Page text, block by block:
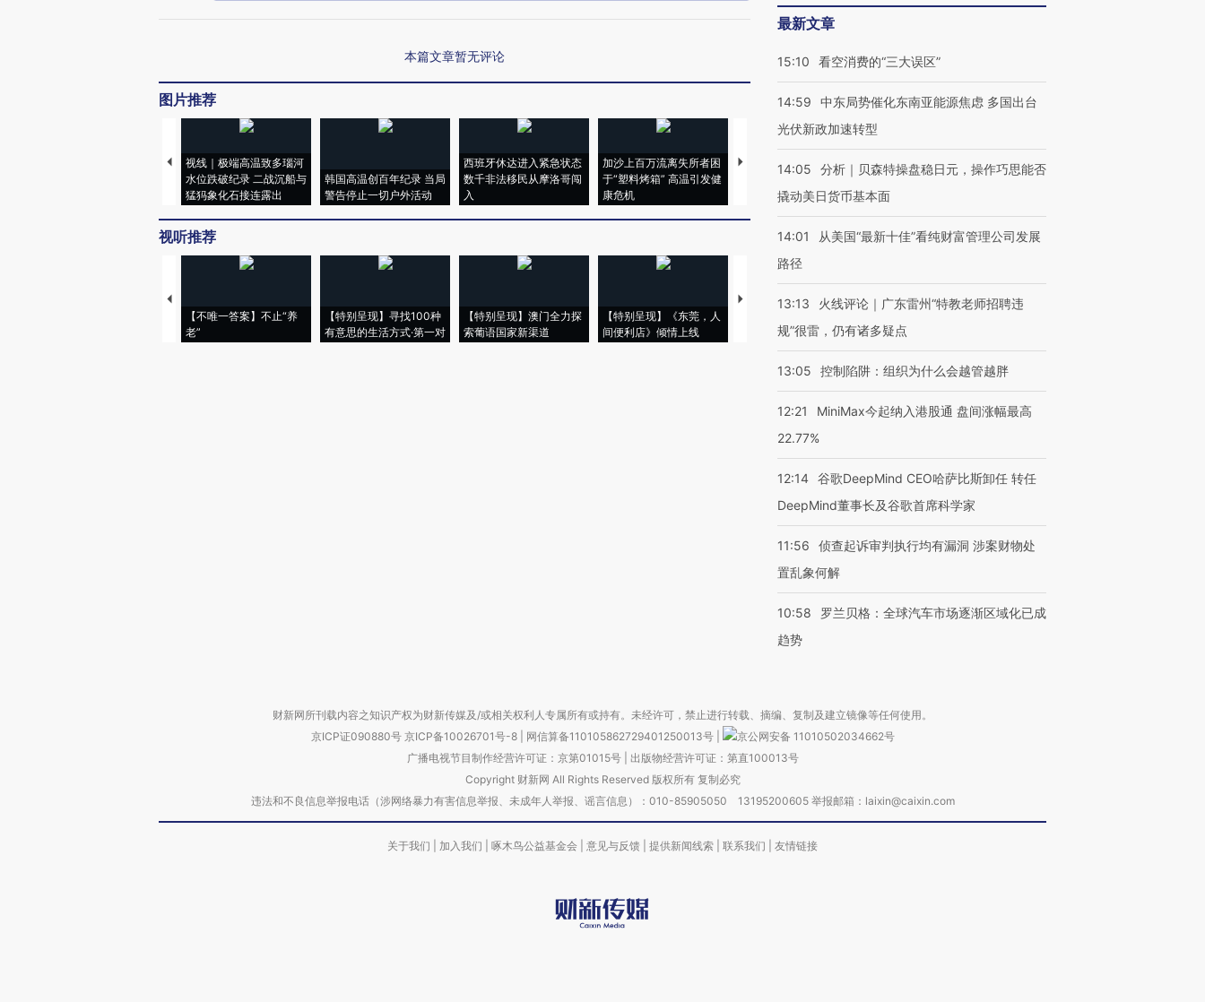
本篇文章暂无评论
图片推荐
视线｜极端高温致多瑙河
水位跌破纪录 二战沉船与
猛犸象化石接连露出
韩国高温创百年纪录 当局
警告停止一切户外活动
西班牙休达进入紧急状态
数千非法移民从摩洛哥闯
入
加沙上百万流离失所者困
于“塑料烤箱” 高温引发健
康危机
马航飞行员跨国走私7万
粒摇头丸 尿检体内含3种
视线｜HYROX的吸金
术：是什么让中产们甘
心“花钱找虐”？
泽连斯基密集出访美英 索
视听推荐
【不唯一答案】不止“养
老”
【特别呈现】寻找100种
有意思的生活方式·第一对
【特别呈现】澳门全力探
索葡语国家新渠道
【特别呈现】《东莞，人
间便利店》倾情上线
【推广】走进第四届链博
有意思的生活方式·第三对
【商旅对话】华住集团
最新文章
15:10 看空消费的“三大误区”
14:59
中东局势催化东南亚能源焦虑 多国出台
光伏新政加速转型
14:05
分析｜贝森特操盘稳日元，操作巧思能否
撬动美日货币基本面
14:01
从美国“最新十佳”看纯财富管理公司发展
路径
13:13
火线评论｜广东雷州“特教老师招聘违
规”很雷，仍有诸多疑点
13:05 控制陷阱：组织为什么会越管越胖
12:21
MiniMax今起纳入港股通 盘间涨幅最高
22.77%
12:14 谷歌DeepMind CEO哈萨比斯卸任 转任
DeepMind董事长及谷歌首席科学家
11:56
侦查起诉审判执行均有漏洞 涉案财物处
置乱象何解
10:58
罗兰贝格：全球汽车市场逐渐区域化已成
趋势
财新网所刊载内容之知识产权为财新传媒及/或相关权利人专属所有或持有。未经许可，禁止进行转载、摘编、复制及建立镜像等任何使用。
京ICP证090880号 京ICP备10026701号-8 网信算备110105862729401250013号
京公网安备 11010502034662号
广播电视节目制作经营许可证：京第01015号| 出版物经营许可证：第直100013号
Copyright 财新网 All Rights Reserved 版权所有 复制必究
违法和不良信息举报电话（涉网络暴力有害信息举报、未成年人举报、谣言信息）：010-85905050 13195200605 举报邮箱：laixin@caixin.com
关于我们 加入我们 啄木鸟公益基金会 意见与反馈 提供新闻线索 联系我们 友情链接